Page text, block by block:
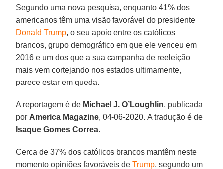
Segundo uma nova pesquisa, enquanto 41% dos
americanos têm uma visão favorável do presidente
Donald Trump, o seu apoio entre os católicos
brancos, grupo demográfico em que ele venceu em
2016 e um dos que a sua campanha de reeleição
mais vem cortejando nos estados ultimamente,
parece estar em queda.
A reportagem é de Michael J. O’Loughlin, publicada
por America Magazine, 04-06-2020. A tradução é de
Isaque Gomes Correa.
Cerca de 37% dos católicos brancos mantêm neste
momento opiniões favoráveis deTrump, segundo um